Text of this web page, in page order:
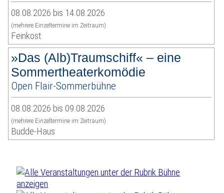
08.08.2026 bis 14.08.2026
(mehrere Einzeltermine im Zeitraum)
Feinkost
»Das (Alb)Traumschiff« – eine
Sommertheaterkomödie
Open Flair-Sommerbühne
08.08.2026 bis 09.08.2026
(mehrere Einzeltermine im Zeitraum)
Budde-Haus